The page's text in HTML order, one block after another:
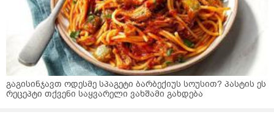
გაგისინჯავთ ოდესმე სპაგეტი ბარბექიუს სოუსით? პასტის ეს
რეცეპტი თქვენი საყვარელი ვახშამი გახდება